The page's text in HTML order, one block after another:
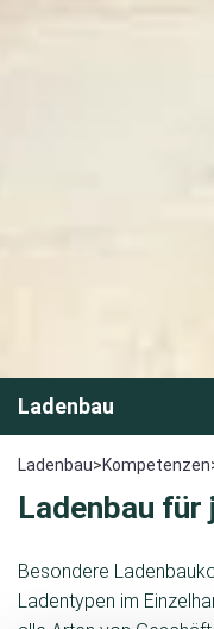
Ladenbau
Ladenbau>Kompetenzen
Ladenbau für
Besondere
Ladentypen im